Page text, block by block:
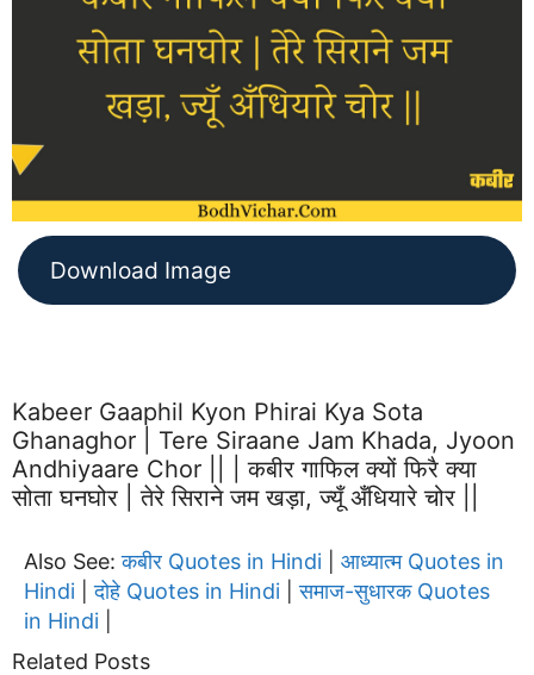
Download Image
Kabeer Gaaphil Kyon Phirai Kya Sota
Ghanaghor | Tere Siraane Jam Khada, Jyoon
Andhiyaare Chor || | कबीर गाफिल क्यों फिरै क्या
सोता घनघोर | तेरे सिराने जम खड़ा, ज्यूँ अँधियारे चोर ||
Also See:कबीर Quotes in Hindi
आध्यात्म Quotes in
Hindi |दोहे Quotes in Hindi |समाज-सुधारक Quotes
in Hindi
Related Posts